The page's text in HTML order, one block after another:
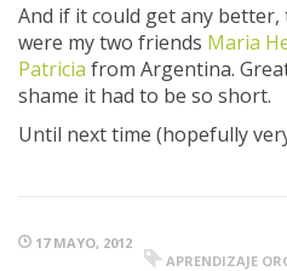
And if it could get any
were my two friends Maria
Patricia from Argentina.
shame it had to be so short.
Until next time (hopefully
17 MAYO, 2012
APRENDIZAJE